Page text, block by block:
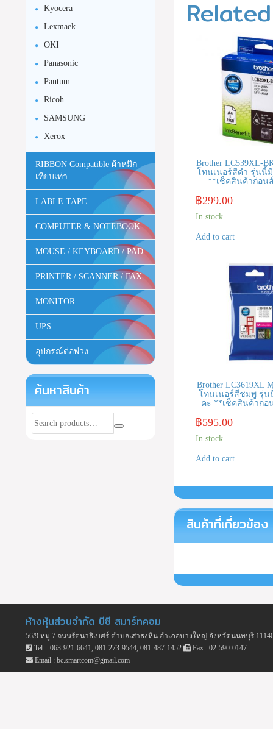
Brother LC539XL-
โทนเนอร์สีดำ รุ่นนี้
**เช็คสินค้าก่อน
฿299.00
In stock
Add to cart
Brother LC3619XL
โทนเนอร์สีชมพู รุ่น
คะ **เช็คสินค้าก่อ
฿595.00
In stock
Add to cart
สินค้าที่เกี่ยวข้อง
Kyocera
Lexmaek
OKI
Panasonic
Pantum
Ricoh
SAMSUNG
Xerox
RIBBON Compatible ผ้าหมึก
เทียบเท่า
LABLE TAPE
COMPUTER & NOTEBOOK
MOUSE / KEYBOARD / PAD
PRINTER / SCANNER / FAX
MONITOR
UPS
อุปกรณ์ต่อพ่วง
ค้นหาสินค้า
ห้างหุ้นส่วนจำกัด บีซี สมาร์ทคอม
56/9 หมู่ 7 ถนนรัตนาธิเบศร์ ตำบลเสาธงหิน อำเภอบางใหญ่ จังหวัดนนทบุรี
Tel. : 063-921-6641, 081-273-9544, 081-487-1452
Fax : 02-590-0147
Email : bc.smartcom@gmail.com